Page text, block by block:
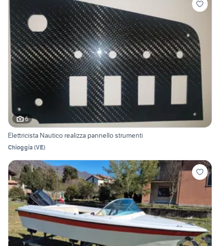
6
Elettricista Nautico realizza pannello strumenti
Chioggia (VE)